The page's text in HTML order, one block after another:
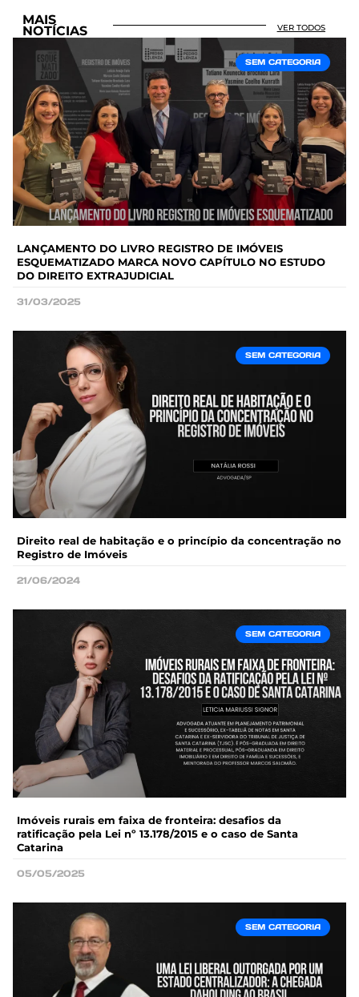
MAIS
NOTÍCIAS VER TODOS
SEM CATEGORIA
LANÇAMENTO DO LIVRO REGISTRO DE IMÓVEIS
ESQUEMATIZADO MARCA NOVO CAPÍTULO NO ESTUDO
DO DIREITO EXTRAJUDICIAL
31/03/2025
SEM CATEGORIA
Direito real de habitação e o princípio da concentração no
Registro de Imóveis
21/06/2024
SEM CATEGORIA
Imóveis rurais em faixa de fronteira: desafios da
ratificação pela Lei nº 13.178/2015 e o caso de Santa
Catarina
05/05/2025
SEM CATEGORIA